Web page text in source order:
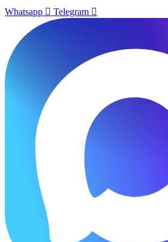
Whatsapp Telegram